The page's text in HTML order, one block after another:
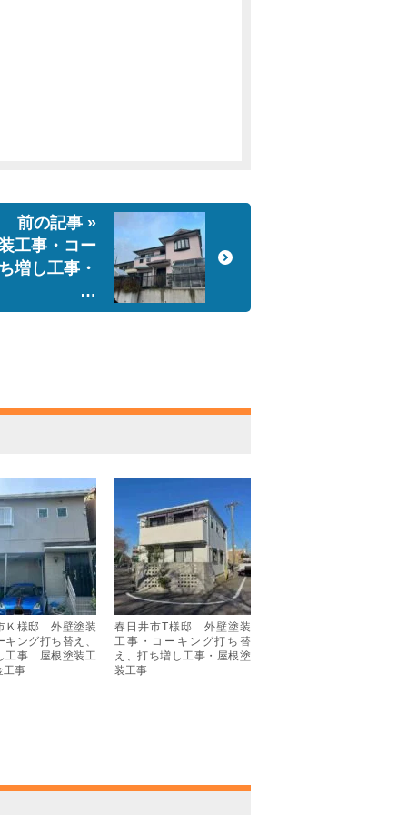
前の記事 »
工事・コー
増し工事・
…
Ｋ様邸 外壁塗装
キング打ち替え、
工事 屋根塗装工
事
春日井市T様邸 外壁塗装
工事・コーキング打ち替
え、打ち増し工事・屋根塗
装工事